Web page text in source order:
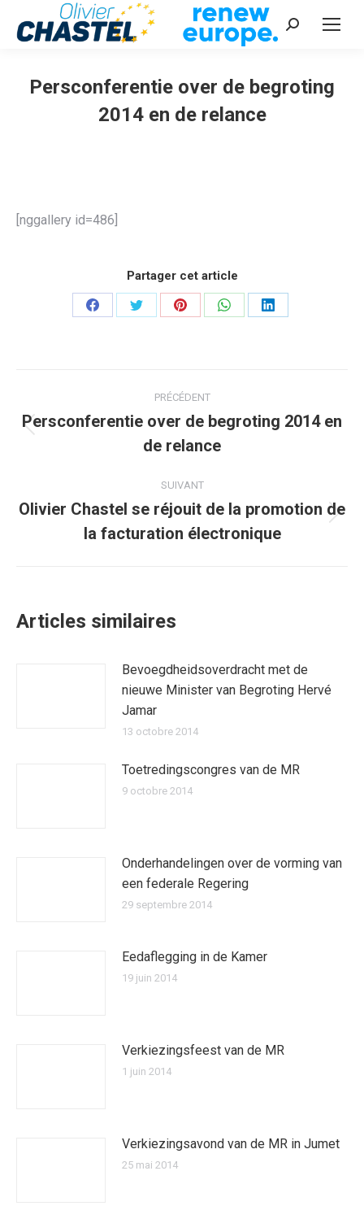
Recherche
Persconferentie over de begroting
2014 en de relance
[nggallery id=486]
Partager cet article
PartagerPartagerPartagerPartagerPartager
article
PRÉCÉDENT
précédent
Persconferentie over de begroting 2014 en
de relance
SUIVANT
suivant
Olivier Chastel se réjouit de la promotion de
la facturation électronique
Articles similaires
Bevoegdheidsoverdracht met de
nieuwe Minister van Begroting Hervé
Jamar
13 octobre 2014
Toetredingscongres van de MR
9 octobre 2014
Onderhandelingen over de vorming van
een federale Regering
29 septembre 2014
Eedaflegging in de Kamer
19 juin 2014
Verkiezingsfeest van de MR
1 juin 2014
Verkiezingsavond van de MR in Jumet
25 mai 2014